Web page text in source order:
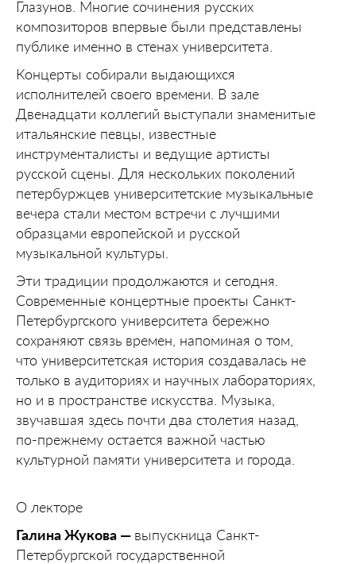
Глазунов. Многие сочинения русских
композиторов впервые были представлены
публике именно в стенах университета.
Концерты собирали выдающихся
исполнителей своего времени. В зале
Двенадцати коллегий выступали знаменитые
итальянские певцы, известные
инструменталисты и ведущие артисты
русской сцены. Для нескольких поколений
петербуржцев университетские музыкальные
вечера стали местом встречи с лучшими
образцами европейской и русской
музыкальной культуры.
Эти традиции продолжаются и сегодня.
Современные концертные проекты Санкт-
Петербургского университета бережно
сохраняют связь времен, напоминая о том,
что университетская история создавалась не
только в аудиториях и научных лабораториях,
но и в пространстве искусства. Музыка,
звучавшая здесь почти два столетия назад,
по-прежнему остается важной частью
культурной памяти университета и города.
О лекторе
Галина Жукова — выпускница Санкт-
Петербургской государственной